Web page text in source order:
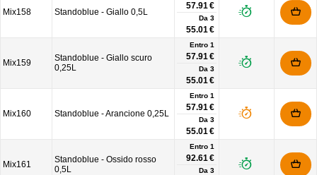
Mix158 Standoblue - Giallo 0,5L
57.91 €
Da 3
55.01 €
Mix159
Standoblue - Giallo scuro
0,25L
Entro 1
57.91 €
Da 3
55.01 €
Mix160 Standoblue - Arancione 0,25L
Entro 1
57.91 €
Da 3
55.01 €
Mix161
Standoblue - Ossido rosso
0,5L
Entro 1
92.61 €
Da 3